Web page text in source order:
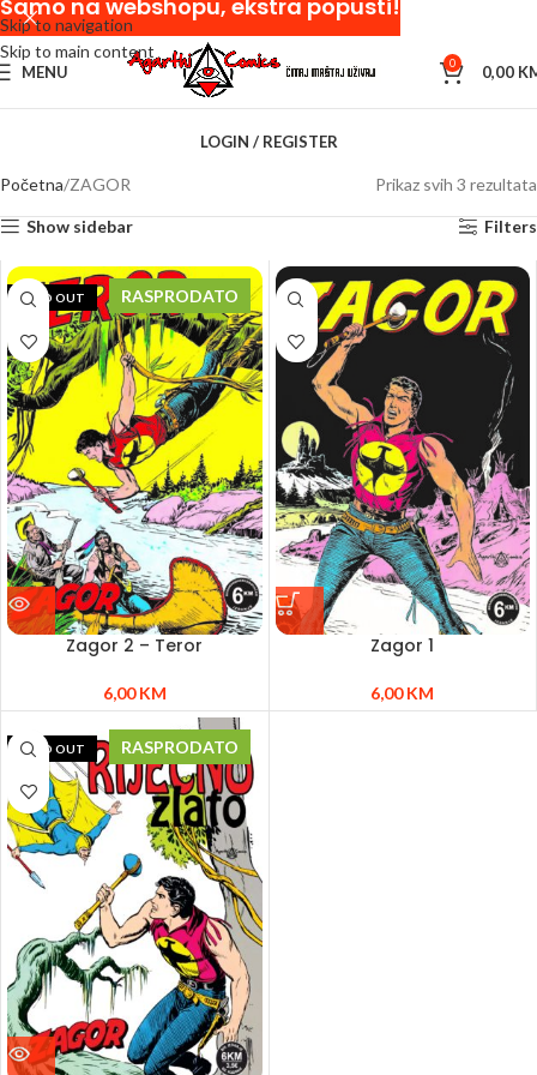
Skip to navigation
Skip to main content
MENU 0 0,00
LOGIN / REGISTER
Početna ZAGOR Prikaz svih 3 rezultata
Show sidebar Filters
SOLD OUT RASPRODATO
Zagor 2 – Teror
6,00KM
Zagor 1
6,00KM
SOLD OUT RASPRODATO
Samo na webshopu, ekstra popusti!